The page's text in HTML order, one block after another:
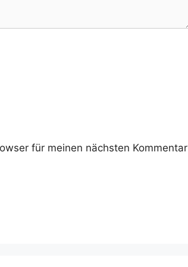
für meinen nächsten Kommentar